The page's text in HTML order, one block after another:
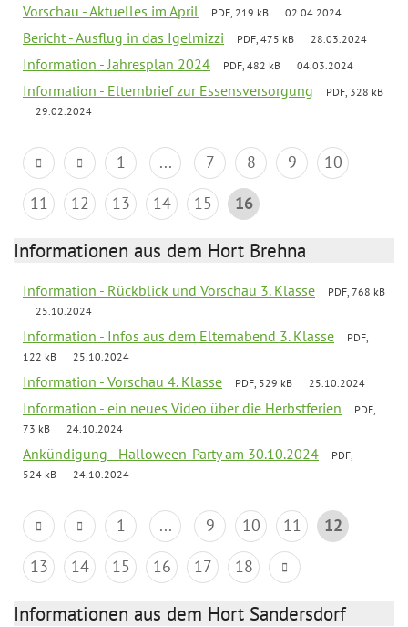
Vorschau - Aktuelles im April PDF, 219 kB 02.04.2024
Bericht - Ausflug in das Igelmizzi PDF, 475 kB 28.03.2024
Information - Jahresplan 2024 PDF, 482 kB 04.03.2024
Information - Elternbrief zur Essensversorgung
PDF, 328 kB
29.02.2024
1 ... 7 8 9
10
11
12 13 14 15 16
Informationen aus dem Hort Brehna
Information - Rückblick und Vorschau 3. Klasse
PDF, 768 kB
25.10.2024
Information - Infos aus dem Elternabend 3. Klasse
PDF,
122 kB
25.10.2024
Information - Vorschau 4. Klasse PDF, 529 kB 25.10.2024
Information - ein neues Video über die Herbstferien
PDF,
73 kB
24.10.2024
Ankündigung - Halloween-Party am 30.10.2024
PDF,
524 kB
24.10.2024
1 ... 9 10 11
12
13
14 15 16 17 18
Informationen aus dem Hort Sandersdorf